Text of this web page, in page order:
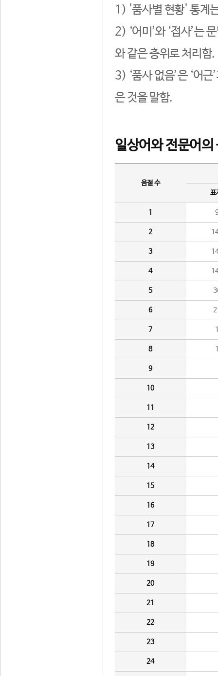
1) '품사별 현황' 통계
2) ‘어미’와 ‘접사’는
와 같은 층위로 처리함.
3) ‘품사 없음’은 ‘어
은 것을 말함.
일상어와 전문어의
음절 수
표
1
2
3
4
5
6
7
8
9
10
11
12
13
14
15
16
17
18
19
20
21
22
23
24